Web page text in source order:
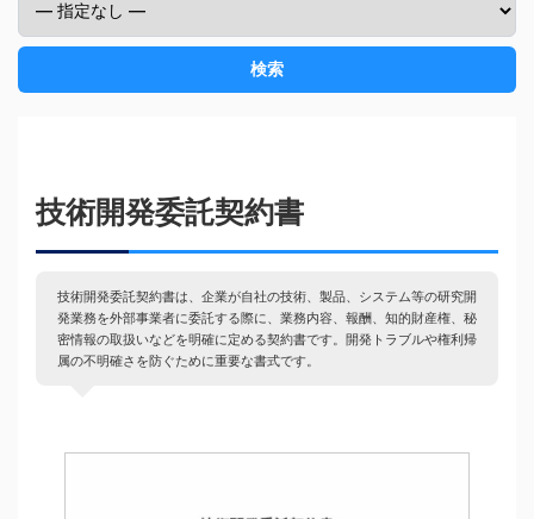
検索
技術開発委託契約書
技術開発委託契約書は、企業が自社の技術、製品、システム等の研究開
発業務を外部事業者に委託する際に、業務内容、報酬、知的財産権、秘
密情報の取扱いなどを明確に定める契約書です。開発トラブルや権利帰
属の不明確さを防ぐために重要な書式です。